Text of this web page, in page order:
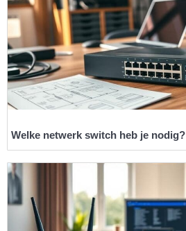
Welke netwerk switch heb je nodig?